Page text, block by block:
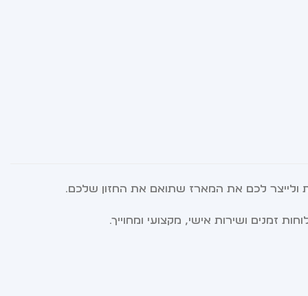
ולייצר לכם את המארז שתואם את החזון שלכם.
זמנים ושירות אישי, מקצועי ומחוייך.